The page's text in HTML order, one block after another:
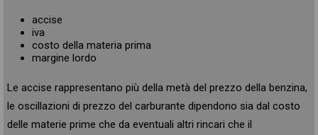
accise
iva
costo della materia prima
margine lordo
Le accise rappresentano più della metà del prezzo della benzina,
le oscillazioni di prezzo del carburante dipendono sia dal costo
delle materie prime che da eventuali altri rincari che il